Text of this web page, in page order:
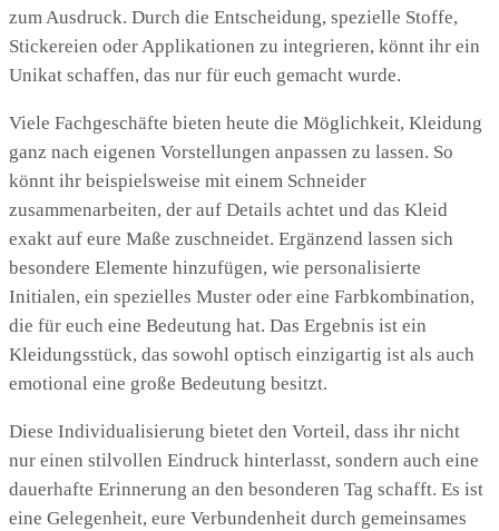
zum Ausdruck. Durch die Entscheidung, spezielle Stoffe,
Stickereien oder Applikationen zu integrieren, könnt ihr ein
Unikat schaffen, das nur für euch gemacht wurde.
Viele Fachgeschäfte bieten heute die Möglichkeit, Kleidung
ganz nach eigenen Vorstellungen anpassen zu lassen. So
könnt ihr beispielsweise mit einem Schneider
zusammenarbeiten, der auf Details achtet und das Kleid
exakt auf eure Maße zuschneidet. Ergänzend lassen sich
besondere Elemente hinzufügen, wie personalisierte
Initialen, ein spezielles Muster oder eine Farbkombination,
die für euch eine Bedeutung hat. Das Ergebnis ist ein
Kleidungsstück, das sowohl optisch einzigartig ist als auch
emotional eine große Bedeutung besitzt.
Diese Individualisierung bietet den Vorteil, dass ihr nicht
nur einen stilvollen Eindruck hinterlasst, sondern auch eine
dauerhafte Erinnerung an den besonderen Tag schafft. Es ist
eine Gelegenheit, eure Verbundenheit durch gemeinsames